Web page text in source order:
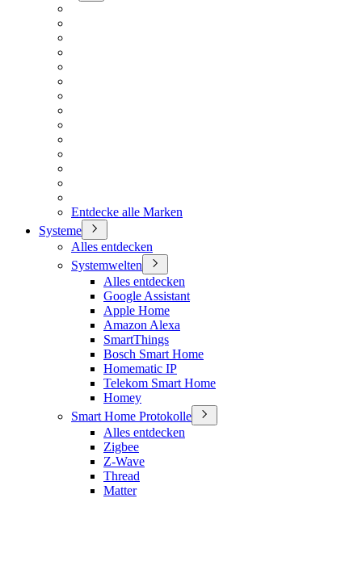
Entdecke alle Marken
Systeme
Alles entdecken
Systemwelten
Alles entdecken
Google Assistant
Apple Home
Amazon Alexa
SmartThings
Bosch Smart Home
Homematic IP
Telekom Smart Home
Homey
Smart Home Protokolle
Alles entdecken
Zigbee
Z-Wave
Thread
Matter